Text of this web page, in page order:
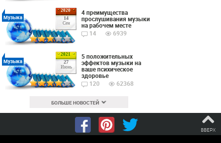
2020
14
Сен
Музыка
4 преимущества
прослушивания музыки
на рабочем месте
14
6939
2021
27
Июнь
Музыка
5 положительных
эффектов музыки на
ваше психическое
здоровье
120
62368
БОЛЬШЕ НОВОСТЕЙ
ВВЕРХ